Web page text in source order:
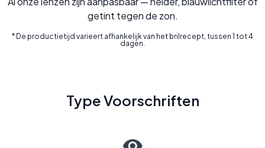
getint tegen de zon.
* De productietijd varieert afhankelijk van het brilrecept, tussen 1 tot 4
dagen.
Type Voorschriften